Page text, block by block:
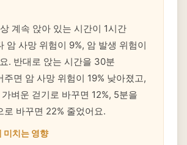
계속 앉아 있는 시간이 1시간
암 사망 위험이 9%, 암 발생 위험이
. 반대로 앉는 시간을 30분
주면 암 사망 위험이 19% 낮아졌고,
벼운 걷기로 바꾸면 12%, 5분을
로 바꾸면 22% 줄었어요.
미치는 영향